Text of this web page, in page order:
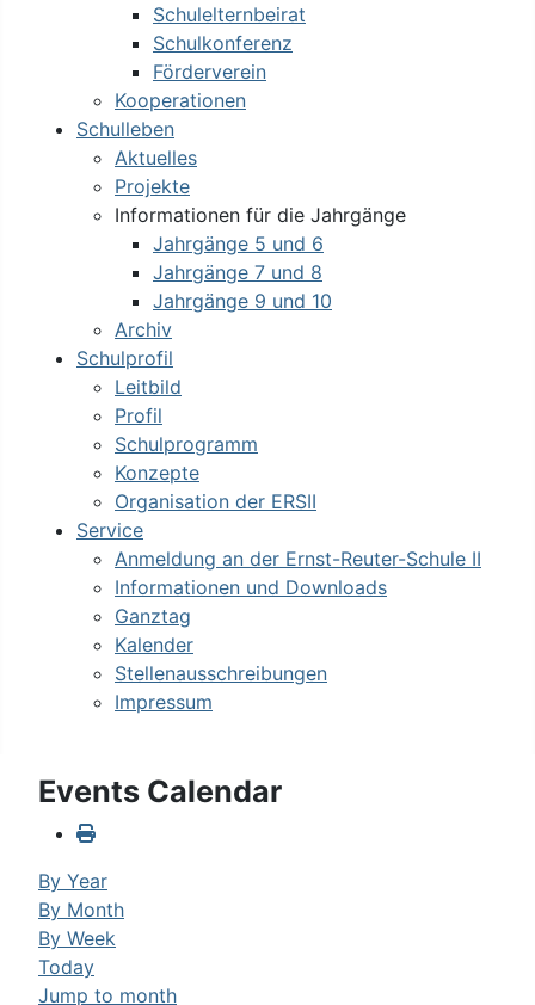
Schulelternbeirat
Schulkonferenz
Förderverein
Kooperationen
Schulleben
Aktuelles
Projekte
Informationen für die Jahrgänge
Jahrgänge 5 und 6
Jahrgänge 7 und 8
Jahrgänge 9 und 10
Archiv
Schulprofil
Leitbild
Profil
Schulprogramm
Konzepte
Organisation der ERSII
Service
Anmeldung an der Ernst-Reuter-Schule II
Informationen und Downloads
Ganztag
Kalender
Stellenausschreibungen
Impressum
Events Calendar
By Year
By Month
By Week
Today
Jump to month